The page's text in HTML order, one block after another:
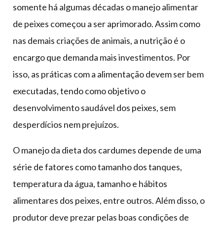
multiúso
somente há algumas décadas o manejo alimentar
de peixes começou a ser aprimorado. Assim como
nas demais criações de animais, a nutrição é o
encargo que demanda mais investimentos. Por
isso, as práticas com a alimentação devem ser bem
executadas, tendo como objetivo o
desenvolvimento saudável dos peixes, sem
desperdícios nem prejuízos.
O manejo da dieta dos cardumes depende de uma
série de fatores como tamanho dos tanques,
temperatura da água, tamanho e hábitos
alimentares dos peixes, entre outros. Além disso, o
produtor deve prezar pelas boas condições de